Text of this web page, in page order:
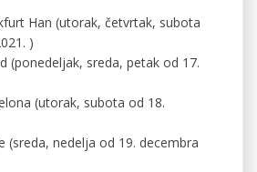
Han (utorak, četvrtak, subota
)
(ponedeljak, sreda, petak od 17.
(utorak, subota od 18.
(sreda, nedelja od 19. decembra